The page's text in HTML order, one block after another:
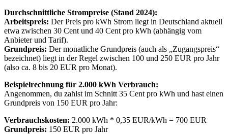
Durchschnittliche Strompreise (Stand 2024):
Arbeitspreis: Der Preis pro kWh Strom liegt in Deutschland aktuell
etwa zwischen 30 Cent und 40 Cent pro kWh (abhängig vom
Anbieter und Tarif).
Grundpreis: Der monatliche Grundpreis (auch als „Zugangspreis“
bezeichnet) liegt in der Regel zwischen 100 und 250 EUR pro Jahr
(also ca. 8 bis 20 EUR pro Monat).
Beispielrechnung für 2.000 kWh Verbrauch:
Angenommen, du zahlst im Schnitt 35 Cent pro kWh und hast einen
Grundpreis von 150 EUR pro Jahr:
Verbrauchskosten: 2.000 kWh * 0,35 EUR/kWh = 700 EUR
Grundpreis: 150 EUR pro Jahr